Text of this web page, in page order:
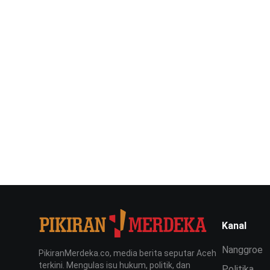
PikiranMerdeka.co, media berita seputar Aceh
terkini. Mengulas isu hukum, politik, dan
Kanal
Nanggroe